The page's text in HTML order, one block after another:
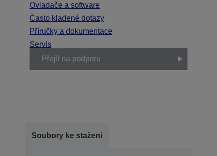
Ovladače a software
Často kladené dotazy
Příručky a dokumentace
Servis
Přejít na podporu
Soubory ke stažení